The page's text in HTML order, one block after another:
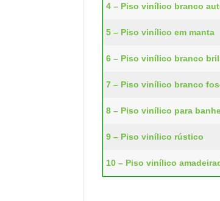
4 – Piso vinílico branco
5 – Piso vinílico em manta
6 – Piso vinílico branco
7 – Piso vinílico branco
8 – Piso vinílico para
9 – Piso vinílico rústico
10 – Piso vinílico